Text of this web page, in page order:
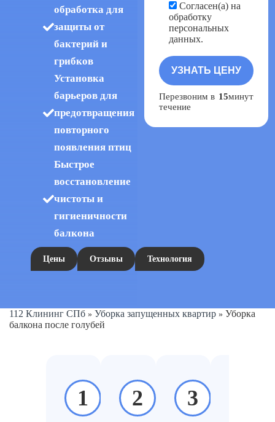
обработка для
защиты от
бактерий и
грибков
Установка
барьеров для
предотвращения
повторного
появления птиц
Быстрое
восстановление
чистоты и
гигиеничности
балкона
Цены Отзывы Технология
Согласен(а) на
обработку
персональных
данных.
Перезвоним в
течение
15минут
112 Клининг СПб » Уборка запущенных квартир » Уборка
балкона после голубей
1 2 3